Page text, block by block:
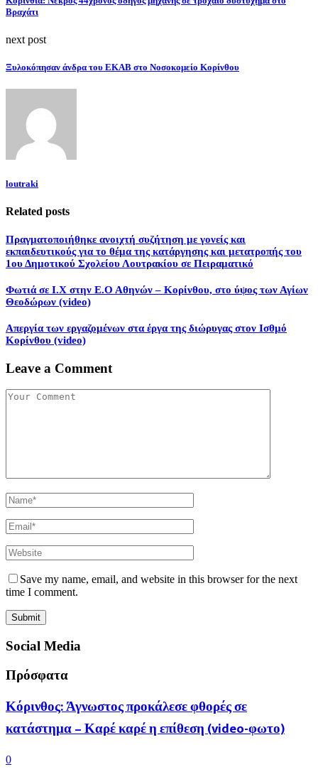
Βραχάτι
next post
Ξυλοκόπησαν άνδρα του ΕΚΑΒ στο Νοσοκομείο Κορίνθου
loutraki
Related posts
Πραγματοποιήθηκε ανοιχτή συζήτηση με γονείς και
εκπαιδευτικούς για το θέμα της κατάργησης και μετατροπής του
1ου Δημοτικού Σχολείου Λουτρακίου σε Πειραματικό
Φωτιά σε Ι.Χ στην Ε.Ο Αθηνών – Κορίνθου, στο ύψος των Αγίων
Θεοδώρων (video)
Απεργία των εργαζομένων στα έργα της διώρυγας στον Ισθμό
Κορίνθου (video)
Leave a Comment
Save my name, email, and website in this browser for the next
time I comment.
Social Media
Πρόσφατα
Κόρινθος: Άγνωστος προκάλεσε φθορές σε
κατάστημα – Καρέ καρέ η επίθεση (video-φωτο)
0